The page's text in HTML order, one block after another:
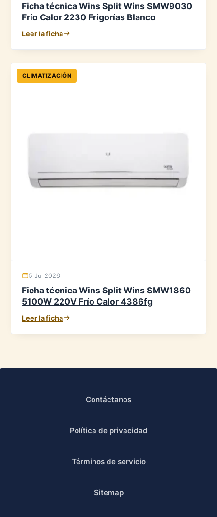
Ficha técnica Wins Split Wins SMW9030
Frío Calor 2230 Frigorías Blanco
Leer la ficha
CLIMATIZACIÓN
5 Jul 2026
Ficha técnica Wins Split Wins SMW1860
5100W 220V Frío Calor 4386fg
Leer la ficha
Contáctanos
Política de privacidad
Términos de servicio
Sitemap